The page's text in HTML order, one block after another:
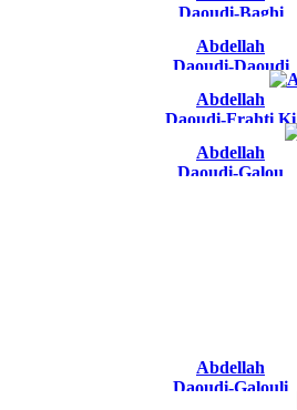
Daoudi-Baghi
Abdellah
Daoudi-Daoudi
Abdellah
Daoudi-Frahti Ki
Nkon Maak 2014
Abdellah
Daoudi-Galou
Abdellah
Daoudi-Galouli